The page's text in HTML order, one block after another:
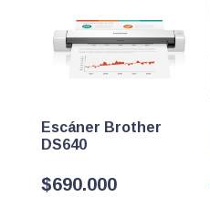
Escáner Brother
DS640
$690.000